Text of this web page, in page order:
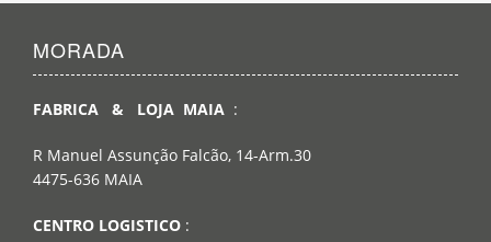
MORADA
FABRICA & LOJA MAIA :
R Manuel Assunção Falcão, 14-Arm.30
4475-636 MAIA
CENTRO LOGISTICO :